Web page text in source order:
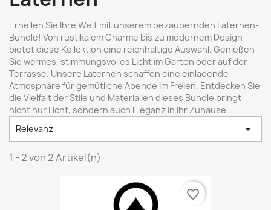
Erhellen Sie Ihre Welt mit unserem bezaubernden Laternen-
Bundle! Von rustikalem Charme bis zu modernem Design
bietet diese Kollektion eine reichhaltige Auswahl. Genießen
Sie warmes, stimmungsvolles Licht im Garten oder auf der
Terrasse. Unsere Laternen schaffen eine einladende
Atmosphäre für gemütliche Abende im Freien. Entdecken Sie
die Vielfalt der Stile und Materialien dieses Bundle bringt
nicht nur Licht, sondern auch Eleganz in Ihr Zuhause.
Relevanz

1 - 2 von 2 Artikel(n)
favorite_border